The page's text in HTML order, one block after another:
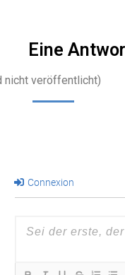
Eine
nicht veröffentlicht)
Connexion